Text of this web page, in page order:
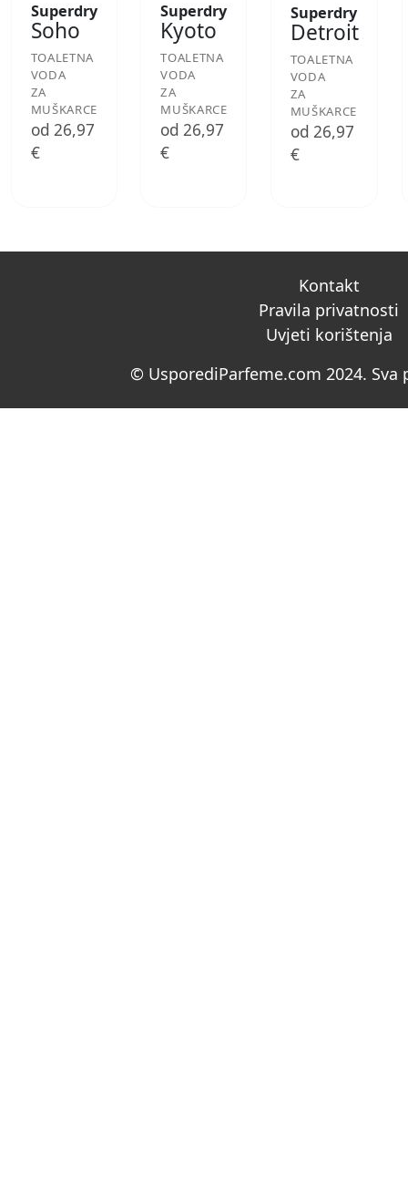
Superdry
Soho
TOALETNA
VODA
ZA
MUŠKARCE
od 26,97
€
Superdry
Kyoto
TOALETNA
VODA
ZA
MUŠKARCE
od 26,97
€
Superdry
Detroit
TOALETNA
VODA
ZA
MUŠKARCE
od 26,97
€
Kontakt
Pravila privatnosti
Uvjeti korištenja
© UsporediParfeme.com 2024. Sva